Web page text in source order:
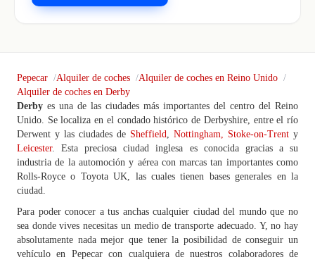
Pepecar Alquiler de coches
Alquiler de coches en Reino Unido
Alquiler de coches en Derby
Derby es una de las ciudades más importantes del centro del Reino
Unido. Se localiza en el condado histórico de Derbyshire, entre el río
Derwent y las ciudades de Sheffield, Nottingham, Stoke-on-Trent y
Leicester. Esta preciosa ciudad inglesa es conocida gracias a su
industria de la automoción y aérea con marcas tan importantes como
Rolls-Royce o Toyota UK, las cuales tienen bases generales en la
ciudad.
Para poder conocer a tus anchas cualquier ciudad del mundo que no
sea donde vives necesitas un medio de transporte adecuado. Y, no hay
absolutamente nada mejor que tener la posibilidad de conseguir un
vehículo en Pepecar con cualquiera de nuestros colaboradores de